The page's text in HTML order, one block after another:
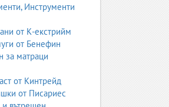
да стесните
Инструменти
от К-екстрийм
от Бенефин
за матраци
от Кинтрейд
от Писариес